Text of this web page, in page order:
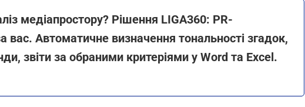
медіапростору? Рішення LIGA360: PR-
вас. Автоматичне визначення тональності згадок,
звіти за обраними критеріями у Word та Excel.